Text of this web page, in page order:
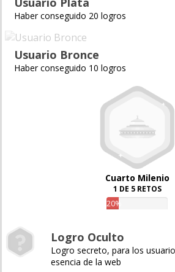
Haber conseguido 20 logros
Usuario Bronce
Haber conseguido 10 logros
Cuarto Milenio
1 DE 5 RETOS
20%
Logro Oculto
Logro secreto, para los
esencia de la web